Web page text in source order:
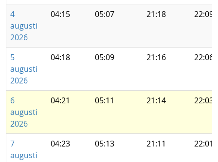
4
augusti
2026
04:15 05:07 21:18 22:09
5
augusti
2026
04:18 05:09 21:16 22:06
6
augusti
2026
04:21 05:11 21:14 22:03
7
augusti
04:23 05:13 21:11 22:01